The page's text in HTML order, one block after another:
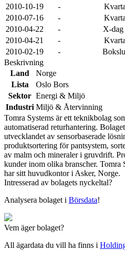
2010-10-19
-
2010-07-16
-
2010-04-22
-
X-
2010-04-21
-
2010-02-19
-
Beskrivning
Land
Norge
Lista
Oslo Bors
Sektor Energi & Miljö
Industri Miljö & Återvinning
Tomra Systems är ett teknikbolag
automatiserad returhantering.
utvecklandet av sensorbaserade
produktsortering för pantsystem,
av malm och mineraler i gruvdrift.
kunder inom olika branscher. Tomra
har sitt huvudkontor i Asker, Norge.
Intresserad av bolagets nyckeltal?
Analysera bolaget i Börsdata!
Vem äger bolaget?
All ägardata du vill ha finns i